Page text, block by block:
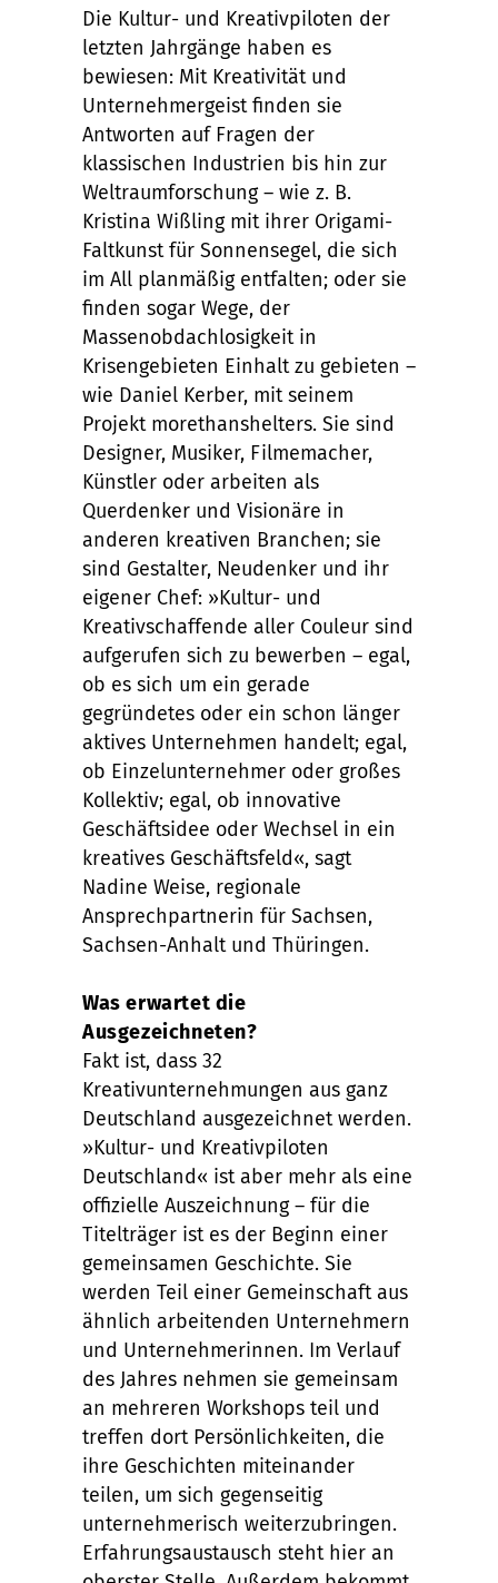
Die Kultur- und Kreativpiloten der
letzten Jahrgänge haben es
bewiesen: Mit Kreativität und
Unternehmergeist finden sie
Antworten auf Fragen der
klassischen Industrien bis hin zur
Weltraumforschung – wie z. B.
Kristina Wißling mit ihrer Origami-
Faltkunst für Sonnensegel, die sich
im All planmäßig entfalten; oder sie
finden sogar Wege, der
Massenobdachlosigkeit in
Krisengebieten Einhalt zu gebieten –
wie Daniel Kerber, mit seinem
Projekt morethanshelters. Sie sind
Designer, Musiker, Filmemacher,
Künstler oder arbeiten als
Querdenker und Visionäre in
anderen kreativen Branchen; sie
sind Gestalter, Neudenker und ihr
eigener Chef: »Kultur- und
Kreativschaffende aller Couleur sind
aufgerufen sich zu bewerben – egal,
ob es sich um ein gerade
gegründetes oder ein schon länger
aktives Unternehmen handelt; egal,
ob Einzelunternehmer oder großes
Kollektiv; egal, ob innovative
Geschäftsidee oder Wechsel in ein
kreatives Geschäftsfeld«, sagt
Nadine Weise, regionale
Ansprechpartnerin für Sachsen,
Sachsen-Anhalt und Thüringen.
Was erwartet die
Ausgezeichneten?
Fakt ist, dass 32
Kreativunternehmungen aus ganz
Deutschland ausgezeichnet werden.
»Kultur- und Kreativpiloten
Deutschland« ist aber mehr als eine
offizielle Auszeichnung – für die
Titelträger ist es der Beginn einer
gemeinsamen Geschichte. Sie
werden Teil einer Gemeinschaft aus
ähnlich arbeitenden Unternehmern
und Unternehmerinnen. Im Verlauf
des Jahres nehmen sie gemeinsam
an mehreren Workshops teil und
treffen dort Persönlichkeiten, die
ihre Geschichten miteinander
teilen, um sich gegenseitig
unternehmerisch weiterzubringen.
Erfahrungsaustausch steht hier an